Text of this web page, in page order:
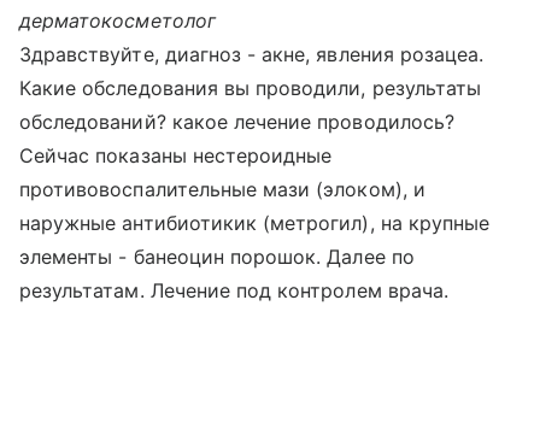
дерматокосметолог
Здравствуйте, диагноз - акне, явления розацеа.
Какие обследования вы проводили, результаты
обследований? какое лечение проводилось?
Сейчас показаны нестероидные
противовоспалительные мази (элоком), и
наружные антибиотикик (метрогил), на крупные
элементы - банеоцин порошок. Далее по
результатам. Лечение под контролем врача.